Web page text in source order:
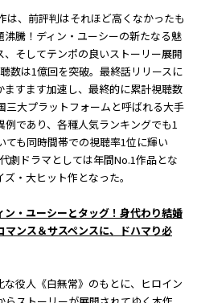
は、前評判はそれほど高くなかったも
騰！ディン・ユーシーの新たなる魅
そしてテンポの良いストーリー展開
数は1億回を突破。最終話リリースに
すます加速し、最終的に累計視聴数
三大プラットフォームと呼ばれる大手
であり、各種人気ランキングでも1
ても同時間帯での視聴率1位に輝い
劇ドラマとしては年間No.1作品とな
・大ヒット作となった。
・ユーシーとタッグ！身代わり結婚
ンス＆サスペンスに、ドハマり必
役人《白無常》のもとに、ヒロイン